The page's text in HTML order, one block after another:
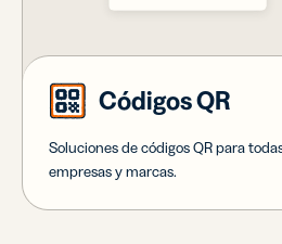
Códigos QR
Soluciones de códigos QR para
empresas y marcas.